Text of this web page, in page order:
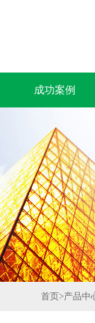
成功案例
首页>产品中